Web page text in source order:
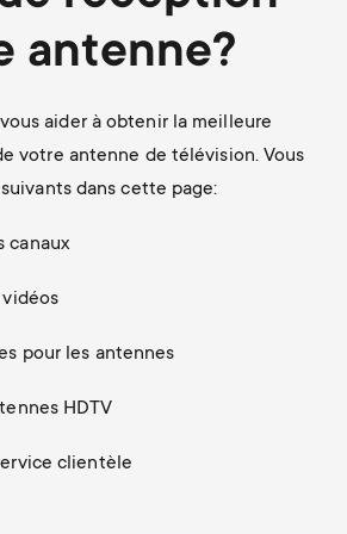
antenne?
aider à obtenir la meilleure
votre antenne de télévision. Vous
dans cette page:
canaux
pour les antennes
HDTV
clientèle